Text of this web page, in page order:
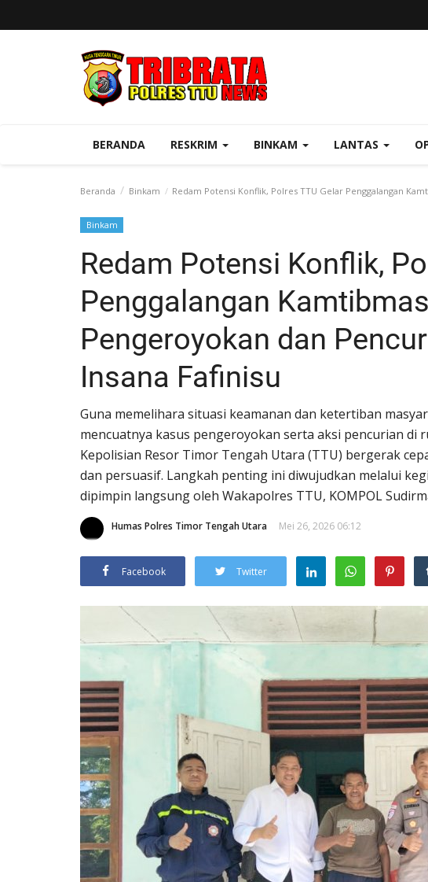
BERANDA RESKRIM BINKAM LANTAS
Beranda Binkam Redam Potensi Konflik, Polres TTU Gelar Penggalangan
Binkam
Redam Potensi Konflik,
Penggalangan
Pengeroyokan dan
Insana Fafinisu
Guna memelihara situasi keamanan dan ketertiban
mencuatnya kasus pengeroyokan serta aksi pencurian di
Kepolisian Resor Timor Tengah Utara (TTU) bergerak
dan persuasif. Langkah penting ini diwujudkan melalui
dipimpin langsung oleh Wakapolres TTU, KOMPOL
Humas Polres Timor Tengah Utara Mei 26, 2026 06:12
Facebook Twitter